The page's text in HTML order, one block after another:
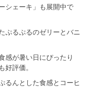
シェーキ」も展開中で
ぷるぷるのゼリーとバニ
感が暑い日にぴったり
好評価。
るんとした食感とコーヒ